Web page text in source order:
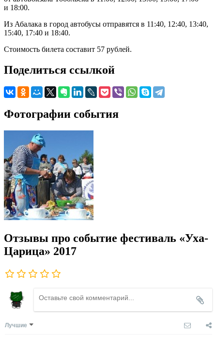
и 18:00.
Из Абалака в город автобусы отправятся в 11:40, 12:40, 13:40,
15:40, 17:40 и 18:40.
Стоимость билета составит 57 рублей.
Поделиться ссылкой
Фотографии события
Отзывы про событие фестиваль «Уха-
Царица» 2017
Лучшие